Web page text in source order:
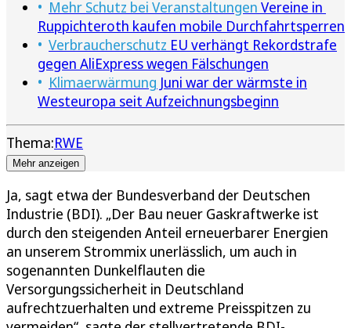
Mehr Schutz bei Veranstaltungen Vereine in
Ruppichteroth kaufen mobile Durchfahrtsperren
Verbraucherschutz EU verhängt Rekordstrafe
gegen AliExpress wegen Fälschungen
Klimaerwärmung Juni war der wärmste in
Westeuropa seit Aufzeichnungsbeginn
Thema:RWE
Mehr anzeigen
Ja, sagt etwa der Bundesverband der Deutschen
Industrie (BDI). „Der Bau neuer Gaskraftwerke ist
durch den steigenden Anteil erneuerbarer Energien
an unserem Strommix unerlässlich, um auch in
sogenannten Dunkelflauten die
Versorgungssicherheit in Deutschland
aufrechtzuerhalten und extreme Preisspitzen zu